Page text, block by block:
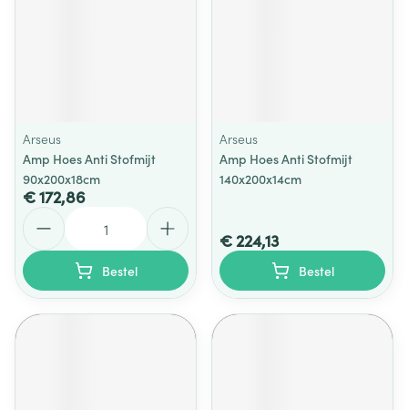
Arseus
Amp Hoes Anti Stofmijt
90x200x18cm
€ 172,86
Bestel
Arseus
Amp Hoes Anti Stofmijt
140x200x14cm
€ 224,13
Bestel